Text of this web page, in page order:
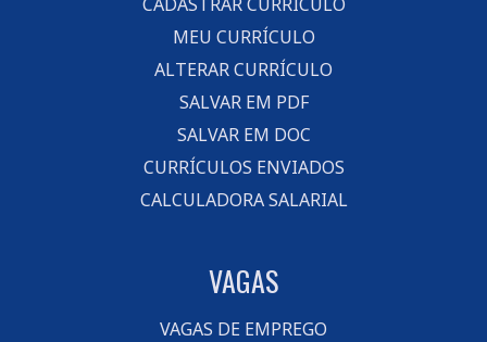
MEU CURRÍCULO
ALTERAR CURRÍCULO
SALVAR EM PDF
SALVAR EM DOC
CURRÍCULOS ENVIADOS
CALCULADORA SALARIAL
VAGAS
VAGAS DE EMPREGO